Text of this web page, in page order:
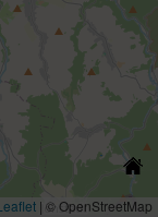
| © OpenStreetMap